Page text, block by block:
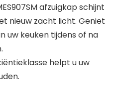
afzuigkap schijnt
nieuw zacht licht. Geniet
uw keuken tijdens of na
helpt u uw